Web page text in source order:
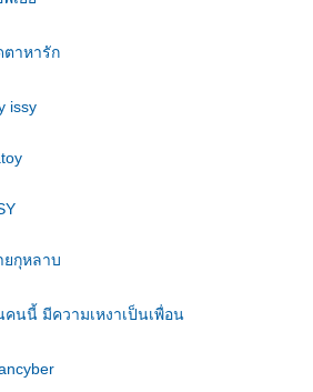
ตาหารัก
issy
ยกุหลาบ
คนนี้ มีความเหงาเป็นเพื่อน